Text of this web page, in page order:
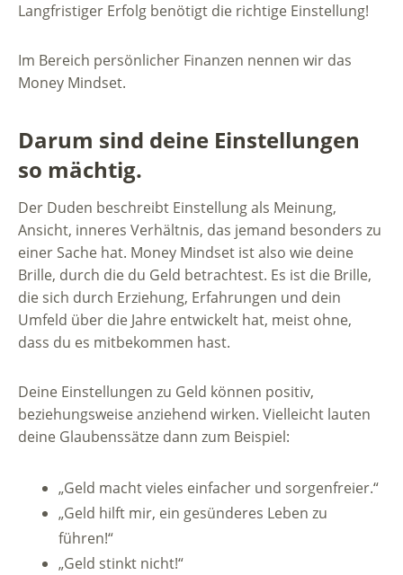
Langfristiger Erfolg benötigt die richtige Einstellung!
Im Bereich persönlicher Finanzen nennen wir das
Money Mindset.
Darum sind deine Einstellungen
so mächtig.
Der Duden beschreibt Einstellung als Meinung,
Ansicht, inneres Verhältnis, das jemand besonders zu
einer Sache hat. Money Mindset ist also wie deine
Brille, durch die du Geld betrachtest. Es ist die Brille,
die sich durch Erziehung, Erfahrungen und dein
Umfeld über die Jahre entwickelt hat, meist ohne,
dass du es mitbekommen hast.
Deine Einstellungen zu Geld können positiv,
beziehungsweise anziehend wirken. Vielleicht lauten
deine Glaubenssätze dann zum Beispiel:
„Geld macht vieles einfacher und sorgenfreier.“
„Geld hilft mir, ein gesünderes Leben zu
führen!“
„Geld stinkt nicht!“